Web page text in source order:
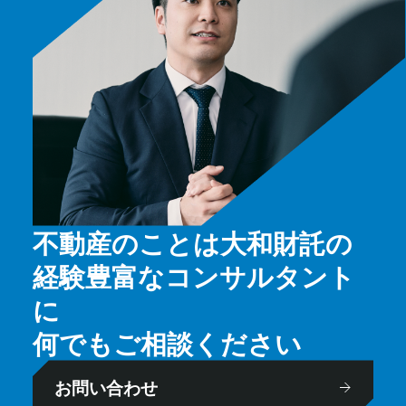
不動産のことは大和財託の
経験豊富なコンサルタント
に
何でもご相談ください
お問い合わせ